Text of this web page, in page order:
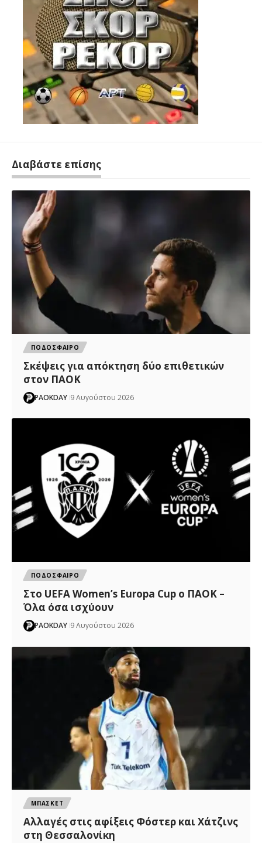
Διαβάστε επίσης
ΠΟΔΟΣΦΑΙΡΟ
Σκέψεις για απόκτηση δύο επιθετικών
στον ΠΑΟΚ
PAOKDAY 9 Αυγούστου 2026
ΠΟΔΟΣΦΑΙΡΟ
Στο UEFA Women’s Europa Cup ο ΠΑΟΚ –
Όλα όσα ισχύουν
PAOKDAY 9 Αυγούστου 2026
ΜΠΑΣΚΕΤ
Αλλαγές στις αφίξεις Φόστερ και Χάτζινς
στη Θεσσαλονίκη